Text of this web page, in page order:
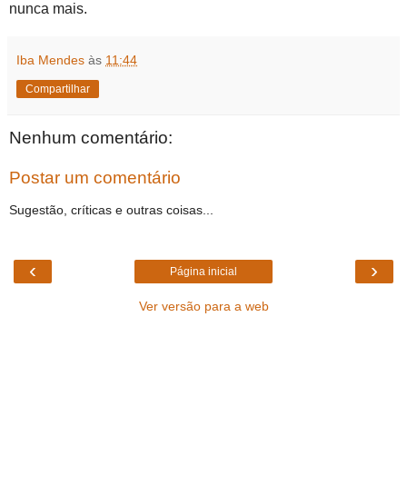
nunca mais.
Iba Mendes às 11:44
Compartilhar
Nenhum comentário:
Postar um comentário
Sugestão, críticas e outras coisas...
‹ ›
Página inicial
Ver versão para a web